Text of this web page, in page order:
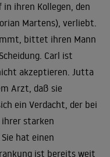
ihren Kollegen, den
Martens), verliebt.
bittet ihren Mann
Carl ist
akzeptieren. Jutta
Arzt, daß sie
ein Verdacht, der bei
starken
hat einen
ist bereits weit